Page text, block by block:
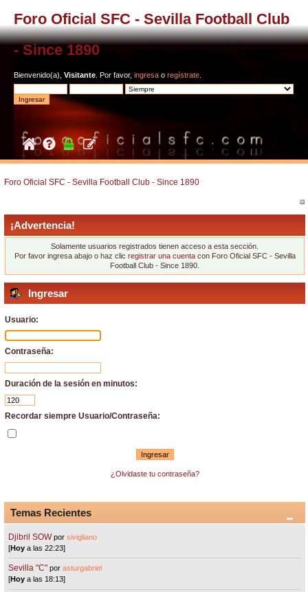
Foro Oficial SFC - Sevilla Football Club
- Since 1890
Bienvenido(a), Visitante . Por favor, ingresa o regístrate
Foro Oficial SFC - Sevilla Football Club - Since 1890
¡Advertencia!
Solamente usuarios registrados tienen acceso a esta sección.
Por favor ingresa abajo o haz clic registrar una cuentacon Foro Oficial SFC - Sevilla
Football Club - Since 1890.
Ingresar
Usuario:
Contraseña:
Duración de la sesión en minutos:
Recordar siempre Usuario/Contraseña:
¿Olvidaste tu contraseña?
Temas Recientes
Djibril SOW porsivigliano
[Hoy a las 22:23]
Sevilla "C"porasturgabriel
[Hoy a las 18:13]